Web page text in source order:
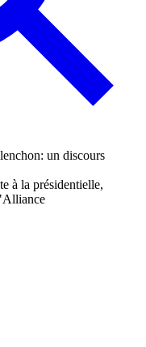
à la présidentielle,